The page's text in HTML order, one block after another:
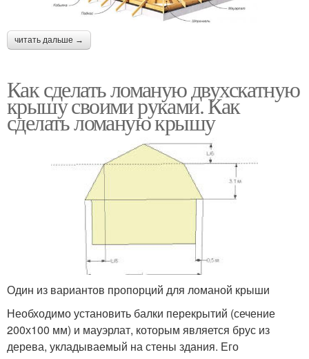
читать дальше →
Как сделать ломаную двухскатную
крышу своими руками. Как
сделать ломаную крышу
Один из вариантов пропорций для ломаной крыши
Необходимо установить балки перекрытий (сечение
200х100 мм) и мауэрлат, которым является брус из
дерева, укладываемый на стены здания. Его